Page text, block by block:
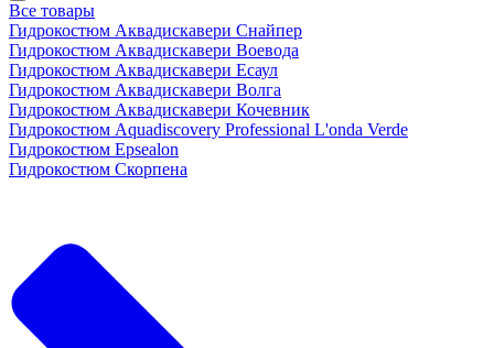
Все товары
Гидрокостюм Аквадискавери Снайпер
Гидрокостюм Аквадискавери Воевода
Гидрокостюм Аквадискавери Есаул
Гидрокостюм Аквадискавери Волга
Гидрокостюм Аквадискавери Кочевник
Гидрокостюм Aquadiscovery Professional L'onda Verde
Гидрокостюм Epsealon
Гидрокостюм Скорпена